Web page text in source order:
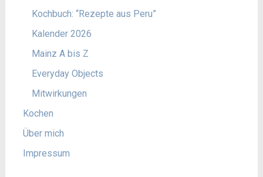
Kochbuch: “Rezepte aus Peru”
Kalender 2026
Mainz A bis Z
Everyday Objects
Mitwirkungen
Kochen
Über mich
Impressum